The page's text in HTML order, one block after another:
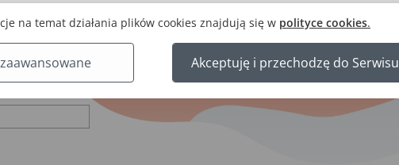
na temat działania plików cookies znajdują się w polityce cookies.
Akceptuję i przechodzę do Serwisu